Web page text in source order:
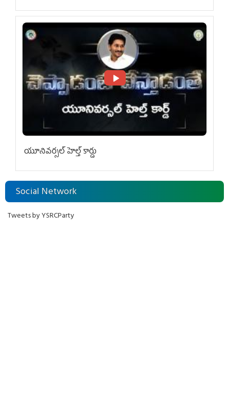
యూనివ‌ర్స‌ల్ హెల్త్ కార్డు
Social Network
Tweets by YSRCParty